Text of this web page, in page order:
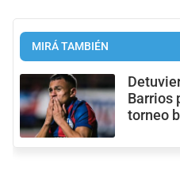
MIRÁ TAMBIÉN
Barrios
torneo